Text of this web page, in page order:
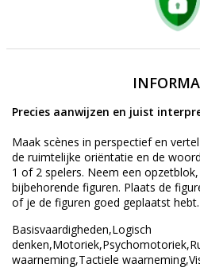
Precies aanwijzen en juist
Maak scènes in perspectief en
de ruimtelijke oriëntatie en de
1 of 2 spelers. Neem een
bijbehorende figuren. Plaats de
of je de figuren goed geplaatst hebt.
Basisvaardigheden,Logisch
waarneming,Tactiele